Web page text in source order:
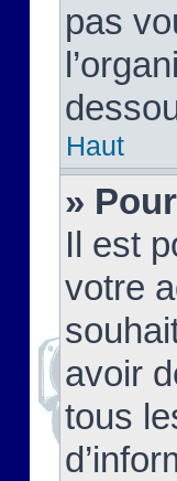
pas
Haut
»
Il est
votre
avoir
tous